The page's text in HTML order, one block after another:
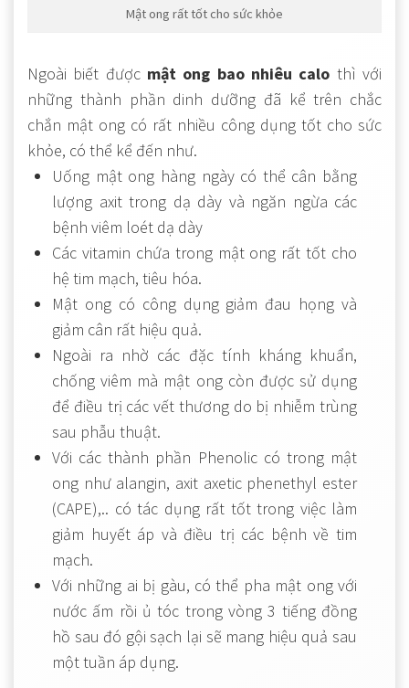
Mật ong rất tốt cho sức khỏe
Ngoài biết đượcmật ong bao nhiêu calo thì với
những thành phần dinh dưỡng đã kể trên chắc
chắn mật ong có rất nhiều công dụng tốt cho sức
khỏe, có thể kể đến như.
Uống mật ong hàng ngày có thể cân bằng
lượng axit trong dạ dày và ngăn ngừa các
bệnh viêm loét dạ dày
Các vitamin chứa trong mật ong rất tốt cho
hệ tim mạch, tiêu hóa.
Mật ong có công dụng giảm đau họng và
giảm cân rất hiệu quả.
Ngoài ra nhờ các đặc tính kháng khuẩn,
chống viêm mà mật ong còn được sử dụng
để điều trị các vết thương do bị nhiễm trùng
sau phẫu thuật.
Với các thành phần Phenolic có trong mật
ong như alangin, axit axetic phenethyl ester
(CAPE),.. có tác dụng rất tốt trong việc làm
giảm huyết áp và điều trị các bệnh về tim
mạch.
Với những ai bị gàu, có thể pha mật ong với
nước ấm rồi ủ tóc trong vòng 3 tiếng đồng
hồ sau đó gội sạch lại sẽ mang hiệu quả sau
một tuần áp dụng.